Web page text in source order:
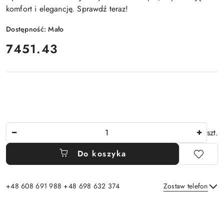
komfort i elegancję. Sprawdź teraz!
Dostępność:Mało
cena:
7451.43
szt.
Do koszyka
+48 608 691 988 +48 698 632 374 Zostaw telefon